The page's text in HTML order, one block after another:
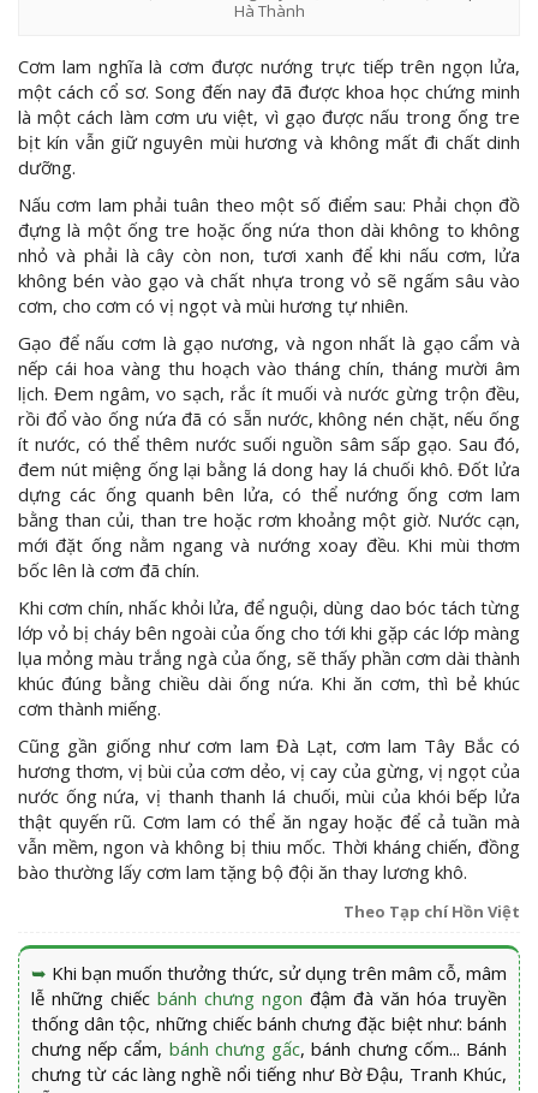
Hà Thành
Cơm lam nghĩa là cơm được nướng trực tiếp trên ngọn lửa,
một cách cổ sơ. Song đến nay đã được khoa học chứng minh
là một cách làm cơm ưu việt, vì gạo được nấu trong ống tre
bịt kín vẫn giữ nguyên mùi hương và không mất đi chất dinh
dưỡng.
Nấu cơm lam phải tuân theo một số điểm sau: Phải chọn đồ
đựng là một ống tre hoặc ống nứa thon dài không to không
nhỏ và phải là cây còn non, tươi xanh để khi nấu cơm, lửa
không bén vào gạo và chất nhựa trong vỏ sẽ ngấm sâu vào
cơm, cho cơm có vị ngọt và mùi hương tự nhiên.
Gạo để nấu cơm là gạo nương, và ngon nhất là gạo cẩm và
nếp cái hoa vàng thu hoạch vào tháng chín, tháng mười âm
lịch. Đem ngâm, vo sạch, rắc ít muối và nước gừng trộn đều,
rồi đổ vào ống nứa đã có sẵn nước, không nén chặt, nếu ống
ít nước, có thể thêm nước suối nguồn sâm sấp gạo. Sau đó,
đem nút miệng ống lại bằng lá dong hay lá chuối khô. Đốt lửa
dựng các ống quanh bên lửa, có thể nướng ống cơm lam
bằng than củi, than tre hoặc rơm khoảng một giờ. Nước cạn,
mới đặt ống nằm ngang và nướng xoay đều. Khi mùi thơm
bốc lên là cơm đã chín.
Khi cơm chín, nhấc khỏi lửa, để nguội, dùng dao bóc tách từng
lớp vỏ bị cháy bên ngoài của ống cho tới khi gặp các lớp màng
lụa mỏng màu trắng ngà của ống, sẽ thấy phần cơm dài thành
khúc đúng bằng chiều dài ống nứa. Khi ăn cơm, thì bẻ khúc
cơm thành miếng.
Cũng gần giống như cơm lam Đà Lạt, cơm lam Tây Bắc có
hương thơm, vị bùi của cơm dẻo, vị cay của gừng, vị ngọt của
nước ống nứa, vị thanh thanh lá chuối, mùi của khói bếp lửa
thật quyến rũ. Cơm lam có thể ăn ngay hoặc để cả tuần mà
vẫn mềm, ngon và không bị thiu mốc. Thời kháng chiến, đồng
bào thường lấy cơm lam tặng bộ đội ăn thay lương khô.
Theo Tạp chí Hồn Việt
➥ Khi bạn muốn thưởng thức, sử dụng trên mâm cỗ, mâm
lễ những chiếc bánh chưng ngon đậm đà văn hóa truyền
thống dân tộc, những chiếc bánh chưng đặc biệt như: bánh
chưng nếp cẩm, bánh chưng gấc, bánh chưng cốm... Bánh
chưng từ các làng nghề nổi tiếng như Bờ Đậu, Tranh Khúc,